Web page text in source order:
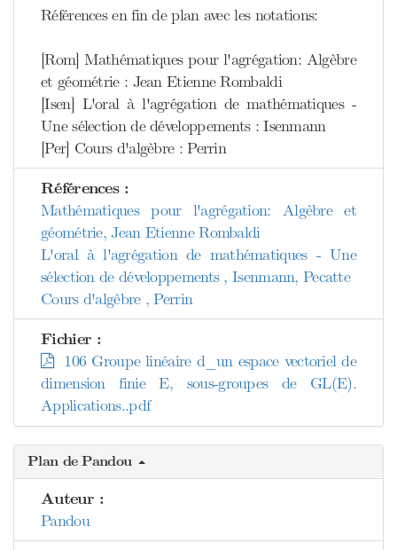
Références en fin de plan avec les notations:
[Rom] Mathématiques pour l'agrégation: Algèbre
et géométrie : Jean Etienne Rombaldi
[Isen] L'oral à l'agrégation de mathématiques -
Une sélection de développements : Isenmann
[Per] Cours d'algèbre : Perrin
Références :
Mathématiques pour l'agrégation: Algèbre et
géométrie, Jean Etienne Rombaldi
L'oral à l'agrégation de mathématiques - Une
sélection de développements , Isenmann, Pecatte
Cours d'algèbre , Perrin
Fichier :
106 Groupe linéaire d_un espace vectoriel de
dimension finie E, sous-groupes de GL(E).
Applications..pdf
Plan de Pandou
Auteur :
Pandou